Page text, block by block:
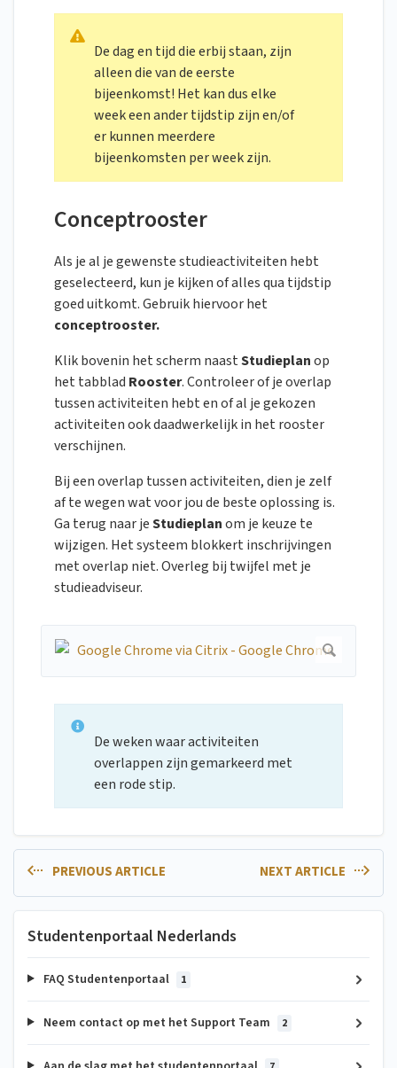
De dag en tijd die erbij staan, zijn
alleen die van de eerste
bijeenkomst! Het kan dus elke
week een ander tijdstip zijn en/of
er kunnen meerdere
bijeenkomsten per week zijn.
Conceptrooster
Als je al je gewenste studieactiviteiten hebt
geselecteerd, kun je kijken of alles qua tijdstip
goed uitkomt. Gebruik hiervoor het
conceptrooster.
Klik bovenin het scherm naastStudieplanop
het tabblad Rooster. Controleer of je overlap
tussen activiteiten hebt en of al je gekozen
activiteiten ook daadwerkelijk in het rooster
verschijnen.
Bij een overlap tussen activiteiten, dien je zelf
af te wegen wat voor jou de beste oplossing is.
Ga terug naar jeStudieplanom je keuze te
wijzigen. Het systeem blokkert inschrijvingen
met overlap niet. Overleg bij twijfel met je
studieadviseur.
De weken waar activiteiten
overlappen zijn gemarkeerd met
een rode stip.
PREVIOUS ARTICLE NEXT ARTICLE
Studentenportaal Nederlands
FAQ Studentenportaal 1
Neem contact op met het Support Team 2